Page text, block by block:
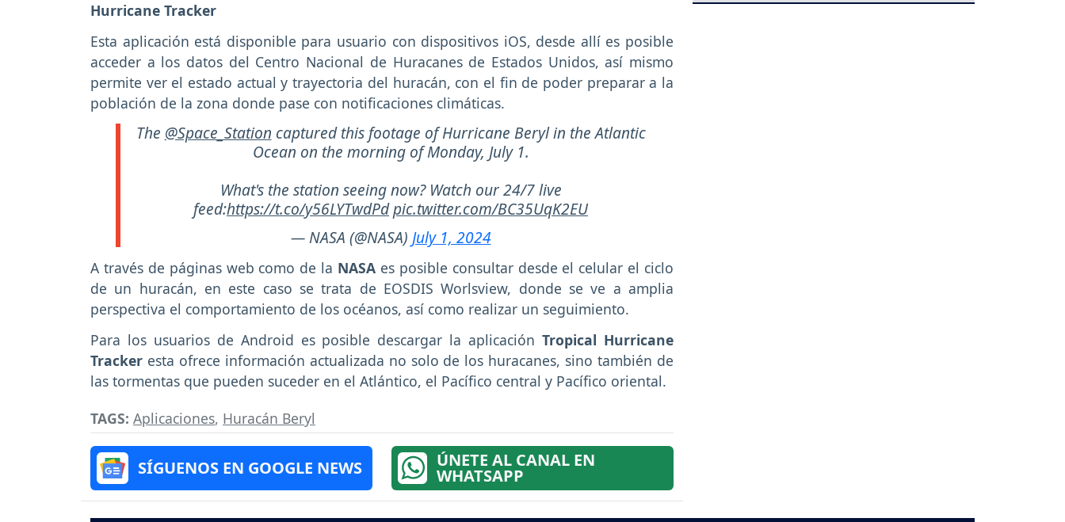
Hurricane Tracker
Esta aplicación está disponible para usuario con dispositivos iOS, desde allí es posible
acceder a los datos del Centro Nacional de Huracanes de Estados Unidos, así mismo
permite ver el estado actual y trayectoria del huracán, con el fin de poder preparar a la
población de la zona donde pase con notificaciones climáticas.
The @Space_Station captured this footage of Hurricane Beryl in the Atlantic
Ocean on the morning of Monday, July 1.
What's the station seeing now? Watch our 24/7 live
feed:https://t.co/y56LYTwdPdpic.twitter.com/BC35UqK2EU
— NASA (@NASA) July 1, 2024
A través de páginas web como de la NASA es posible consultar desde el celular el ciclo
de un huracán, en este caso se trata de EOSDIS Worlsview, donde se ve a amplia
perspectiva el comportamiento de los océanos, así como realizar un seguimiento.
Para los usuarios de Android es posible descargar la aplicaciónTropical Hurricane
Tracker esta ofrece información actualizada no solo de los huracanes, sino también de
las tormentas que pueden suceder en el Atlántico, el Pacífico central y Pacífico oriental.
TAGS: Aplicaciones, Huracán Beryl
SÍGUENOS EN GOOGLE NEWS ÚNETE AL CANAL EN
WHATSAPP